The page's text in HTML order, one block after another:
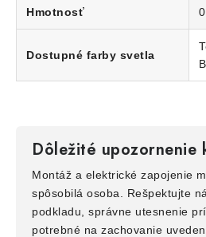
Hmotnosť
Dostupné farby svetla
Dôležité upozornenie
Montáž a elektrické zapojenie
spôsobilá osoba. Rešpektujte
podkladu, správne utesnenie
potrebné na zachovanie